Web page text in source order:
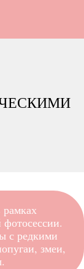
рамках
с редкими
змеи,